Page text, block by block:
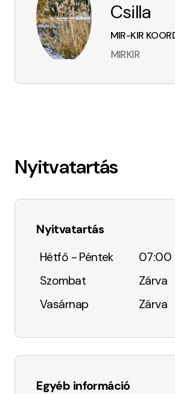
Csilla
MIR-KIR
MIRKIR
Nyitvatartás
Nyitvatartás
Hétfő - Péntek
07:00
Szombat
Zárva
Vasárnap
Zárva
Egyéb információ